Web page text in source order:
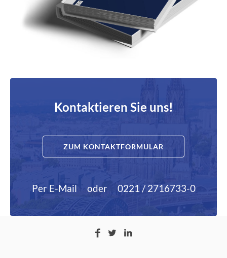
Kontaktieren Sie uns!
ZUM KONTAKTFORMULAR
Per E-Mail oder 0221 / 2716733-0